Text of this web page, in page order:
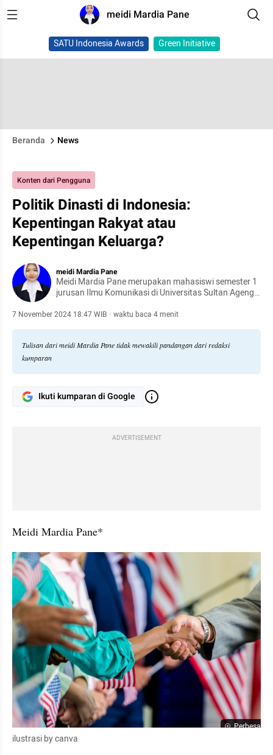
meidi Mardia Pane
SATU Indonesia Awards Green Initiative
Beranda News
Konten dari Pengguna
Politik Dinasti di Indonesia:
Kepentingan Rakyat atau
Kepentingan Keluarga?
meidi Mardia Pane
Meidi Mardia Pane merupakan mahasiswi semester 1
jurusan Ilmu Komunikasi di Universitas Sultan Ageng
7 November 2024 18:47 WIB · waktu baca 4 menit
Tulisan dari meidi Mardia Pane tidak mewakili pandangan dari redaksi
kumparan
Ikuti kumparan di Google
ADVERTISEMENT
Meidi Mardia Pane*
Perbesar
ilustrasi by canva